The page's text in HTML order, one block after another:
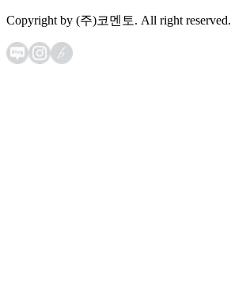
Copyright by (주)코멘토. All right reserved.